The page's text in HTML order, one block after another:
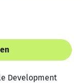
Development